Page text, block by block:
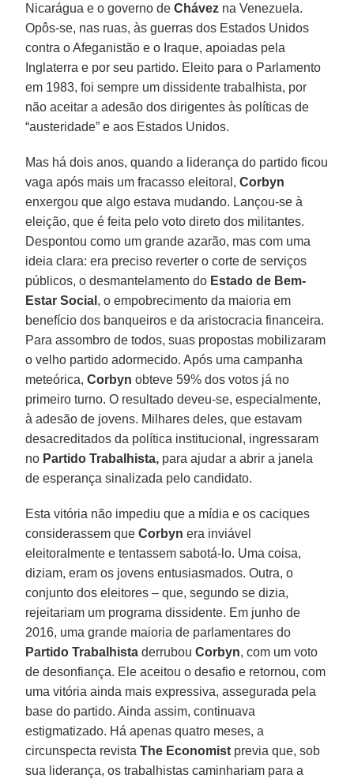
Nicarágua e o governo deChávez na Venezuela.
Opôs-se, nas ruas, às guerras dos Estados Unidos
contra o Afeganistão e o Iraque, apoiadas pela
Inglaterra e por seu partido. Eleito para o Parlamento
em 1983, foi sempre um dissidente trabalhista, por
não aceitar a adesão dos dirigentes às políticas de
“austeridade” e aos Estados Unidos.
Mas há dois anos, quando a liderança do partido ficou
vaga após mais um fracasso eleitoral,Corbyn
enxergou que algo estava mudando. Lançou-se à
eleição, que é feita pelo voto direto dos militantes.
Despontou como um grande azarão, mas com uma
ideia clara: era preciso reverter o corte de serviços
públicos, o desmantelamento do Estado de Bem-
Estar Social , o empobrecimento da maioria em
benefício dos banqueiros e da aristocracia financeira.
Para assombro de todos, suas propostas mobilizaram
o velho partido adormecido. Após uma campanha
meteórica,Corbyn obteve 59% dos votos já no
primeiro turno. O resultado deveu-se, especialmente,
à adesão de jovens. Milhares deles, que estavam
desacreditados da política institucional, ingressaram
no Partido Trabalhista, para ajudar a abrir a janela
de esperança sinalizada pelo candidato.
Esta vitória não impediu que a mídia e os caciques
considerassem queCorbyn era inviável
eleitoralmente e tentassem sabotá-lo. Uma coisa,
diziam, eram os jovens entusiasmados. Outra, o
conjunto dos eleitores – que, segundo se dizia,
rejeitariam um programa dissidente. Em junho de
2016, uma grande maioria de parlamentares do
Partido Trabalhista derrubouCorbyn, com um voto
de desonfiança. Ele aceitou o desafio e retornou, com
uma vitória ainda mais expressiva, assegurada pela
base do partido. Ainda assim, continuava
estigmatizado. Há apenas quatro meses, a
circunspecta revistaThe Economist previa que, sob
sua liderança, os trabalhistas caminhariam para a